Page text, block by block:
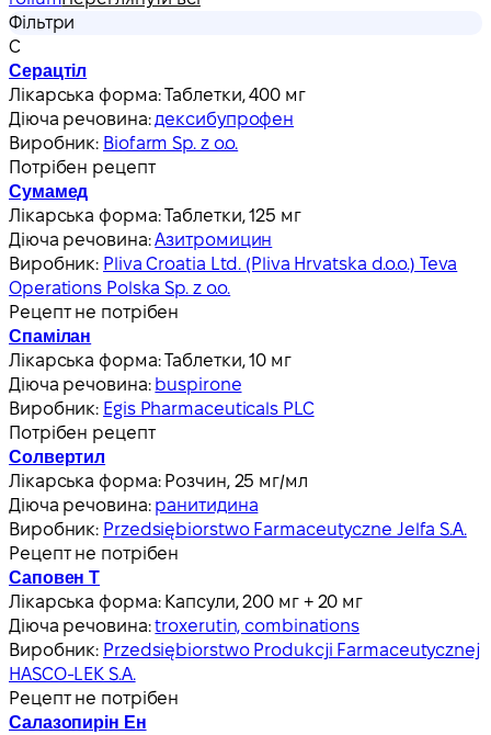
Фільтри
С
Серацтіл
Лікарська форма:Таблетки, 400 мг
Діюча речовина:дексибупрофен
Виробник: Biofarm Sp. z o.o.
Потрібен рецепт
Сумамед
Лікарська форма:Таблетки, 125 мг
Діюча речовина:Азитромицин
Виробник: Pliva Croatia Ltd. (Pliva Hrvatska d.o.o.) Teva
Operations Polska Sp. z o.o.
Рецепт не потрібен
Спамілан
Лікарська форма:Таблетки, 10 мг
Діюча речовина: buspirone
Виробник: Egis Pharmaceuticals PLC
Потрібен рецепт
Солвертил
Лікарська форма: Розчин, 25 мг/мл
Діюча речовина: ранитидина
Виробник: Przedsiębiorstwo Farmaceutyczne Jelfa S.A.
Рецепт не потрібен
Саповен Т
Лікарська форма: Капсули, 200 мг + 20 мг
Діюча речовина:troxerutin, combinations
Виробник: Przedsiębiorstwo Produkcji Farmaceutycznej
HASCO-LEK S.A.
Рецепт не потрібен
Салазопирін Ен